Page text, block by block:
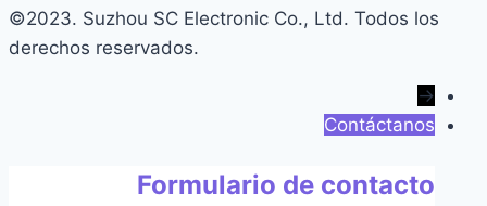
©2023. Suzhou SC Electronic Co., Ltd. Todos los
derechos reservados.
→
Contáctanos
Formulario de contacto